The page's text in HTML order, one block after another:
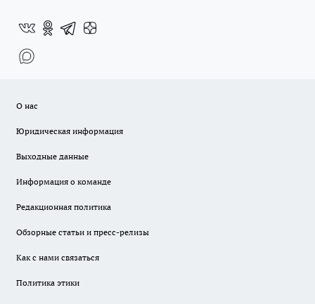
О нас
Юридическая информация
Выходные данные
Информация о команде
Редакционная политика
Обзорные статьи и пресс-релизы
Как с нами связаться
Политика этики